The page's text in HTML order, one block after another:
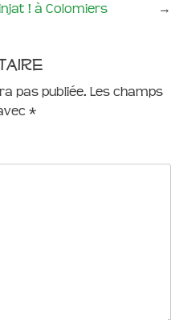
! à Colomiers →
pas publiée. Les champs
*